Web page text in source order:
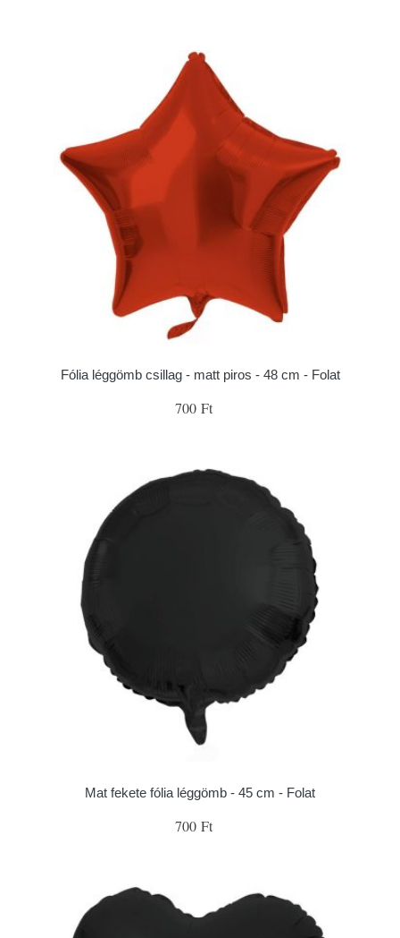
Fólia léggömb csillag - matt piros - 48 cm - Folat
700 Ft
Mat fekete fólia léggömb - 45 cm - Folat
700 Ft